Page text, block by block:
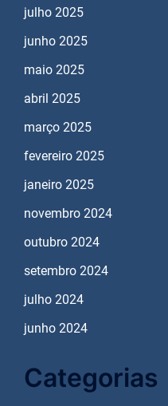
julho 2025
junho 2025
maio 2025
abril 2025
março 2025
fevereiro 2025
janeiro 2025
novembro 2024
outubro 2024
setembro 2024
julho 2024
junho 2024
Categorias